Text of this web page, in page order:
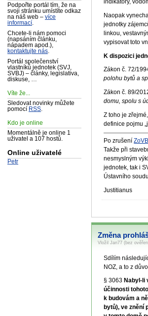
Podpořte portál tím, že na
svoji stránku umístíte odkaz
na náš web – více
informací
Chcete-li nám pomoci
(napsáním článku,
nápadem apod.),
kontaktujte nás
Portál společenství
vlastníků jednotek (SVJ,
SVBJ) – články, legislativa,
diskuse, …
Víte že...
Sledovat novinky můžete
pomocí RSS
Kdo je online
Momentálně je online 1
uživatel a 107 hostů.
Online uživatelé
Petr
indikátory,
Naopak
jednotky
linkou,
vypisovat toto
K dispozici
Zákon č. 72/
polohu bytů a
Zákon č. 89/
domu, spolu s
Z toho je
definice pojmu
Po zrušeníZoVB
Takže při
nesmyslným
jednotek, tak i
Ústavního
Justitianus
Změna
Vložil Jan77 (bez
Sdílím
NOZ, a to z
§ 3063 Nabyl-li
účinnosti
k budovám a
bytů), ve znění